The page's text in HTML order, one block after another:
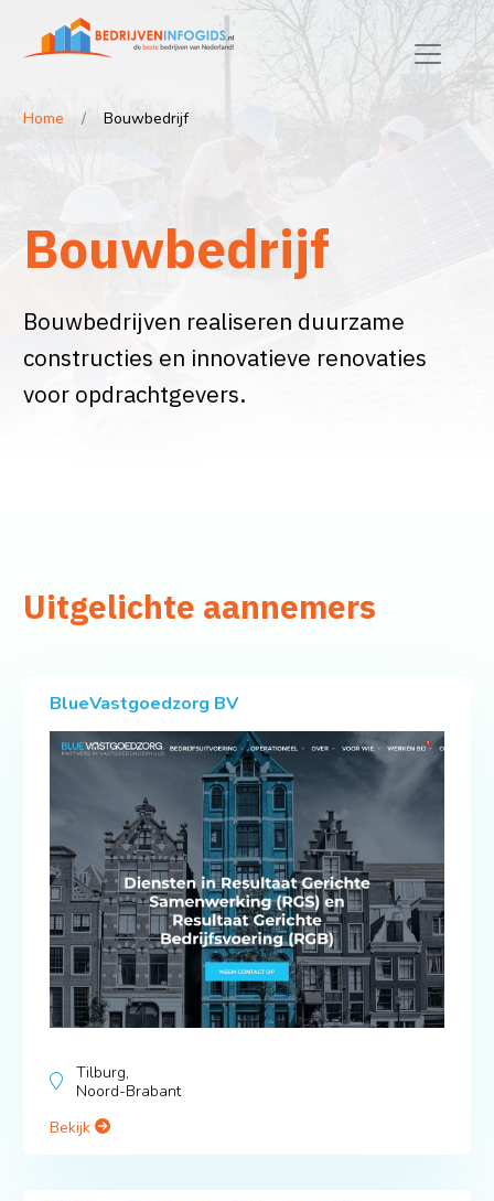
Home Bouwbedrijf
Bouwbedrijf
Bouwbedrijven realiseren duurzame
constructies en innovatieve renovaties
voor opdrachtgevers.
Uitgelichte aannemers
BlueVastgoedzorg BV
Tilburg,
Noord-Brabant
Bekijk